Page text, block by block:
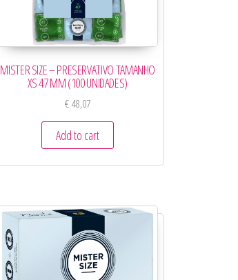
MISTER SIZE – PRESERVATIVO TAMANHO
XS 47 MM (100 UNIDADES)
€48,07
Add to cart